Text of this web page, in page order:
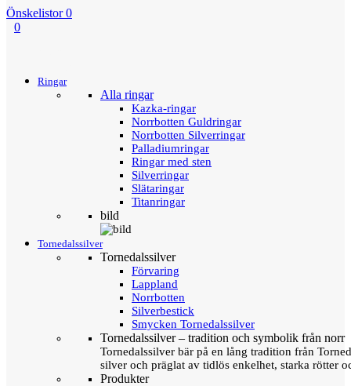
Önskelistor 0
0
Ringar
Alla ringar
Kazka-ringar
Norrbotten Guldringar
Norrbotten Silverringar
Palladiumringar
Ringar med sten
Silverringar
Slätaringar
Titanringar
bild
Tornedalssilver
Tornedalssilver
Förvaring
Lappland
Norrbotten
Silverbestick
Smycken Tornedalssilver
Tornedalssilver – tradition och symbolik från norr
Tornedalssilver bär på en lång tradition från
silver och präglat av tidlös enkelhet, starka rötter
Produkter